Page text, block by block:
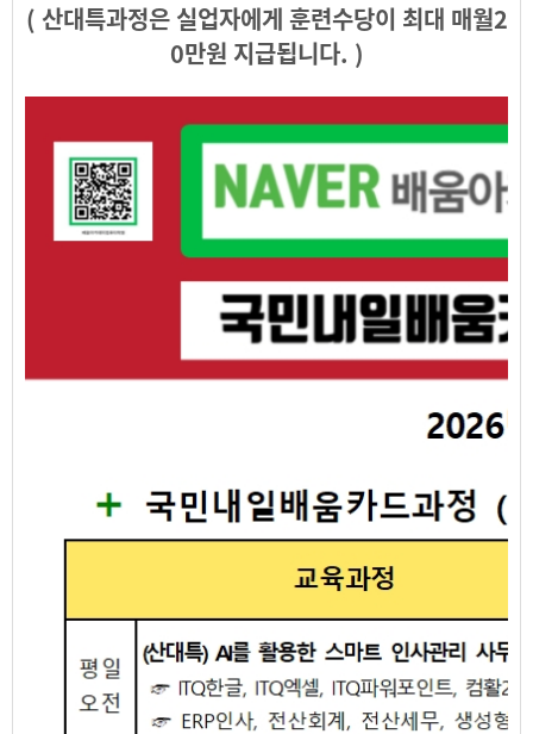
( 산대특과정은 실업자에게 훈련수당이 최대 매월2
0만원 지급됩니다. )